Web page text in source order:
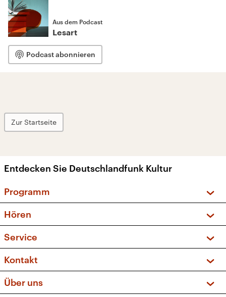
Aus dem Podcast
Lesart
Podcast abonnieren
Zur Startseite
Entdecken Sie Deutschlandfunk Kultur
Programm
Sendungen und Podcasts
Musikliste
Kakadu – Das Kinderprogramm
Hören
Frequenzen (UKW + DAB+)
Service
FAQ
Apps
Newsletter
Kontakt
Social Media
Über uns